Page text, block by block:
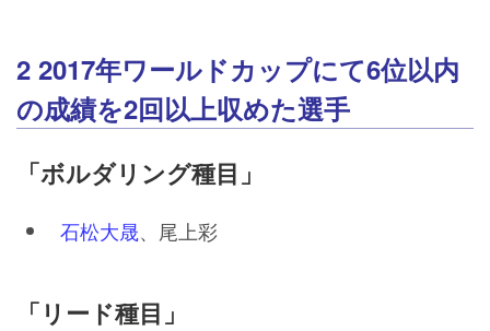
2 2017年ワールドカップにて6位以内
の成績を2回以上収めた選手
「ボルダリング種目」
石松大晟、尾上彩
「リード種目」